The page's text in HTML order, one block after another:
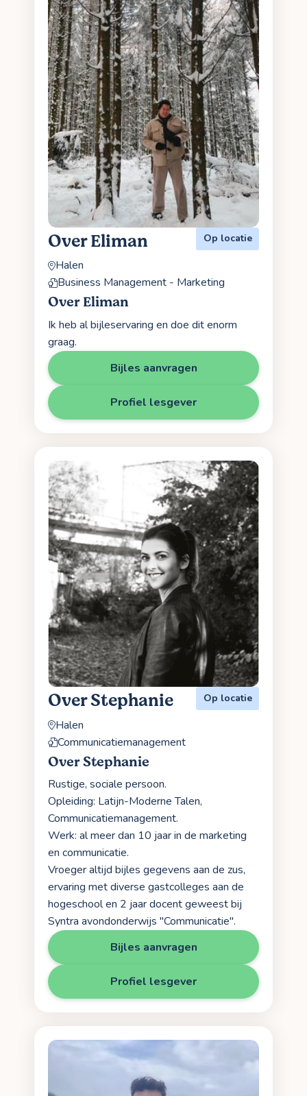
Over Eliman Op locatie
Halen
Business Management - Marketing
Over Eliman
Ik heb al bijleservaring en doe dit enorm
graag.
Bijles aanvragen
Profiel lesgever
Over Stephanie Op locatie
Halen
Communicatiemanagement
Over Stephanie
Rustige, sociale persoon.
Opleiding: Latijn-Moderne Talen,
Communicatiemanagement.
Werk: al meer dan 10 jaar in de marketing
en communicatie.
Vroeger altijd bijles gegevens aan de zus,
ervaring met diverse gastcolleges aan de
hogeschool en 2 jaar docent geweest bij
Syntra avondonderwijs "Communicatie".
Bijles aanvragen
Profiel lesgever